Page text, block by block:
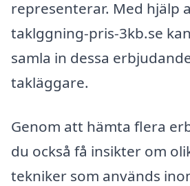
representerar. Med hjälp
taklggning-pris-3kb.se
samla in dessa
takläggare.
Genom att hämta flera
du också få insikter om
tekniker som används